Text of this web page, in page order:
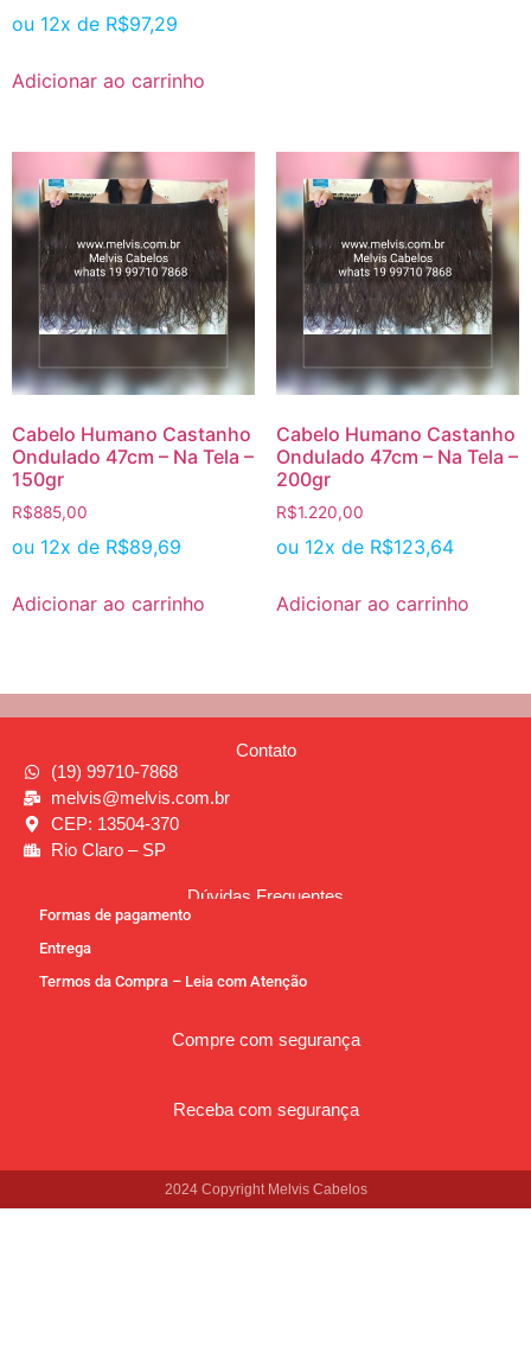
ou 12x de R$97,29
Adicionar ao carrinho
Cabelo Humano Castanho
Ondulado 47cm – Na Tela –
150gr
R$885,00
ou 12x de R$89,69
Adicionar ao carrinho
Cabelo Humano Castanho
Ondulado 47cm – Na Tela –
200gr
R$1.220,00
ou 12x de R$123,64
Adicionar ao carrinho
Contato
(19) 99710-7868
melvis@melvis.com.br
CEP: 13504-370
Rio Claro – SP
Dúvidas Frequentes
Formas de pagamento
Entrega
Termos da Compra – Leia com Atenção
Compre com segurança
Receba com segurança
2024 Copyright Melvis Cabelos